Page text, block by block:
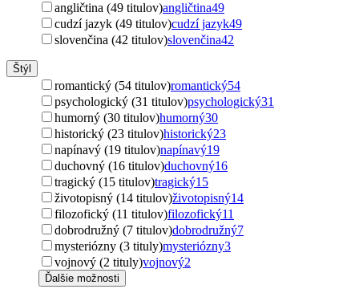
angličtina (49 titulov)angličtina49
cudzí jazyk (49 titulov)cudzí jazyk49
slovenčina (42 titulov)slovenčina42
Štýl
romantický (54 titulov)romantický54
psychologický (31 titulov)psychologický31
humorný (30 titulov)humorný30
historický (23 titulov)historický23
napínavý (19 titulov)napínavý19
duchovný (16 titulov)duchovný16
tragický (15 titulov)tragický15
životopisný (14 titulov)životopisný14
filozofický (11 titulov)filozofický11
dobrodružný (7 titulov)dobrodružný7
mysteriózny (3 tituly)mysteriózny3
vojnový (2 tituly)vojnový2
Ďalšie možnosti